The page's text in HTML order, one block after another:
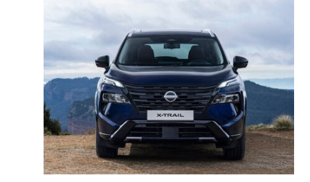
Водна поліція Ковельського району патрулює
Окупанти завдали удару по мосту у Чернігівській
області: деталі
Уряд розширив повноваження військкоматів: що
тепер можуть ТЦК
Українка придбала куртку у польському секонд-
хенді і знайшла в кишені неймовірного листа